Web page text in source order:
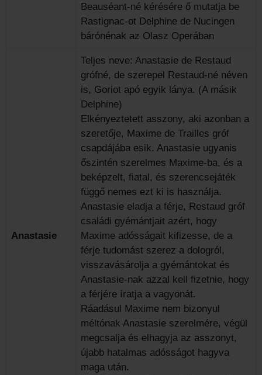
Beauséant-né kérésére ő mutatja be
Rastignac-ot Delphine de Nucingen
bárónénak az Olasz Operában
Anastasie
Teljes neve: Anastasie de Restaud
grófné, de szerepel Restaud-né néven
is, Goriot apó egyik lánya. (A másik
Delphine)
Elkényeztetett asszony, aki azonban a
szeretője, Maxime de Trailles gróf
csapdájába esik. Anastasie ugyanis
őszintén szerelmes Maxime-ba, és a
beképzelt, fiatal, és szerencsejáték
függő nemes ezt ki is használja.
Anastasie eladja a férje, Restaud gróf
családi gyémántjait azért, hogy
Maxime adósságait kifizesse, de a
férje tudomást szerez a dologról,
visszavásárolja a gyémántokat és
Anastasie-nak azzal kell fizetnie, hogy
a férjére íratja a vagyonát.
Ráadásul Maxime nem bizonyul
méltónak Anastasie szerelmére, végül
megcsalja és elhagyja az asszonyt,
újabb hatalmas adósságot hagyva
maga után.